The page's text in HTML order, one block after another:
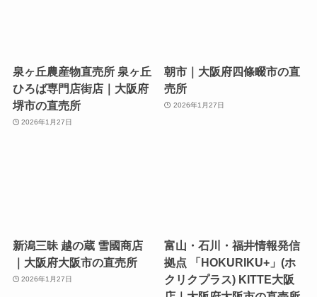
泉ヶ丘農産物直売所 泉ヶ丘
ひろば専門店街店｜大阪府
堺市の直売所
2026年1月27日
朝市｜大阪府四條畷市の直
売所
2026年1月27日
新潟三昧 越の蔵 雪國商店
｜大阪府大阪市の直売所
2026年1月27日
富山・石川・福井情報発信
拠点 「HOKURIKU+」(ホ
クリクプラス) KITTE大阪